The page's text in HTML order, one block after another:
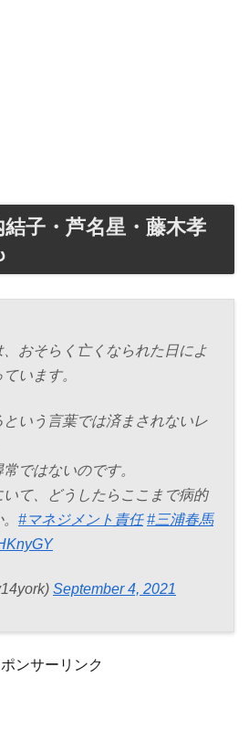
子・芦名星・藤木孝
おそらく亡くなられた日によ
います。
いう言葉では済まされないレ
ではないのです。
て、どうしたらここまで病的
#マネジメント責任 #三浦春馬
September 4, 2021
ンサーリンク